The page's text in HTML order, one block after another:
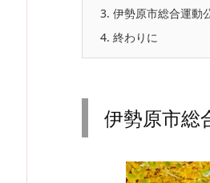
3. 伊勢原市総合運動
4. 終わりに
伊勢原市総